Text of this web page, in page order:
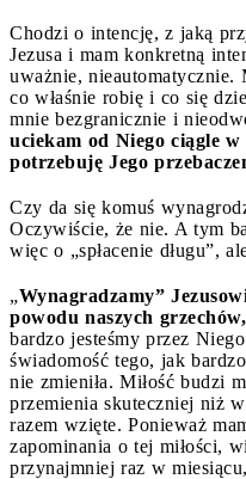
Chodzi o intencję, z jaką
Jezusa i mam konkretną
uważnie,
co właśnie robię i co się
mnie bezgranicznie i
uciekam od Niego ciągle
potrzebuję Jego
Czy da się komuś
Oczywiście, że nie. A tym
więc o „spłacenie długu”,
„Wynagradzamy”
powodu naszych grzechów,
bardzo jesteśmy przez
świadomość tego, jak
nie zmieniła. Miłość budzi
przemienia skuteczniej niż
razem wzięte. Ponieważ
zapominania o tej miłości,
przynajmniej raz w